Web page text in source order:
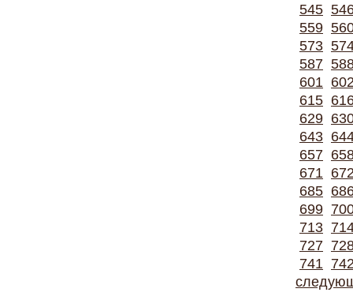
545
559
573
587
601
615
629
643
657
671
685
699
713
727
741